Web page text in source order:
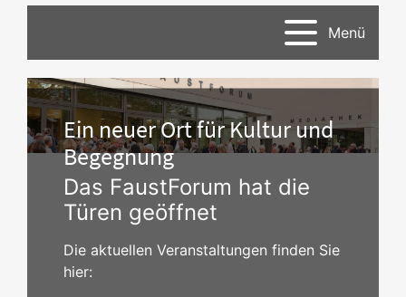
Menü
Ein neuer Ort für Kultur und
Begegnung
Das FaustForum hat die
Türen geöffnet
Die aktuellen Veranstaltungen finden Sie
hier: